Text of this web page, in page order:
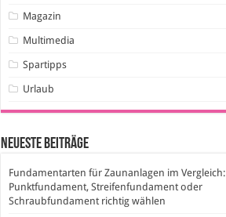
Magazin
Multimedia
Spartipps
Urlaub
Neueste Beiträge
Fundamentarten für Zaunanlagen im Vergleich:
Punktfundament, Streifenfundament oder
Schraubfundament richtig wählen